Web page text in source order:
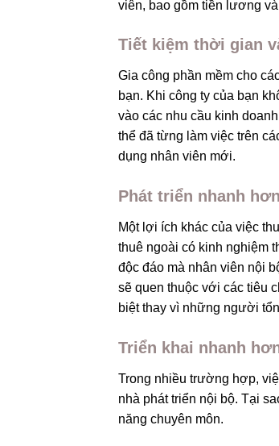
viên, bao gồm tiền lương
Tiết kiệm thời gian
Gia công phần mềm cho
bạn. Khi công ty của bạn
vào các nhu cầu kinh
thể đã từng làm việc trên
dụng nhân viên mới.
Phát triển nhanh hơn
Một lợi ích khác của việc
thuê ngoài có kinh nghiệm
độc đáo mà nhân viên nội
sẽ quen thuộc với các tiêu
biệt thay vì những người
Triển khai nhanh
Trong nhiều trường hợp,
nhà phát triển nội bộ. Tại
năng chuyên môn.